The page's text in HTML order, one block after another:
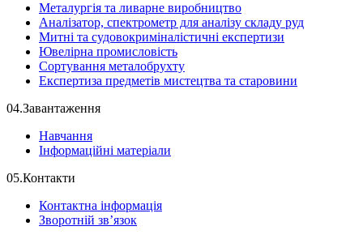
Металургія та ливарне виробництво
Аналізатор, спектрометр для аналізу складу руд
Митні та судовокриміналістичні експертизи
Ювелірна промисловість
Сортування металобрухту
Експертиза предметів мистецтва та старовини
04.Завантаження
Навчання
Інформаційні матеріали
05.Контакти
Контактна інформація
Зворотній зв’язок